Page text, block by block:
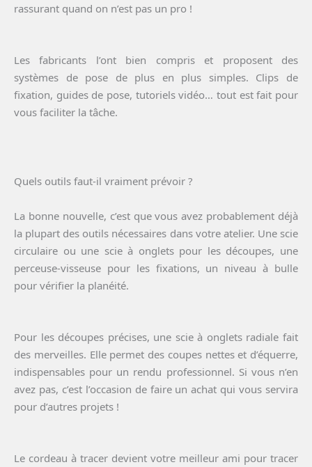
rassurant quand on n’est pas un pro !
Les fabricants l’ont bien compris et proposent des
systèmes de pose de plus en plus simples. Clips de
fixation, guides de pose, tutoriels vidéo… tout est fait pour
vous faciliter la tâche.
Quels outils faut-il vraiment prévoir ?
La bonne nouvelle, c’est que vous avez probablement déjà
la plupart des outils nécessaires dans votre atelier. Une scie
circulaire ou une scie à onglets pour les découpes, une
perceuse-visseuse pour les fixations, un niveau à bulle
pour vérifier la planéité.
Pour les découpes précises, une scie à onglets radiale fait
des merveilles. Elle permet des coupes nettes et d’équerre,
indispensables pour un rendu professionnel. Si vous n’en
avez pas, c’est l’occasion de faire un achat qui vous servira
pour d’autres projets !
Le cordeau à tracer devient votre meilleur ami pour tracer